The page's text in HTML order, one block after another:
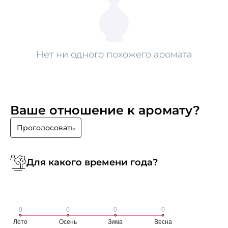
Нет ни одного похожего аромата
Ваше отношение к аромату?
Проголосовать
Для какого времени года?